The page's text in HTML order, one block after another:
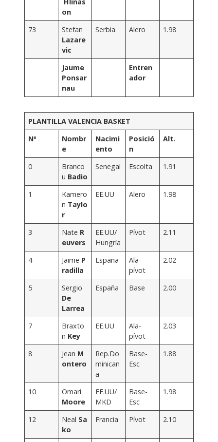
Hlinas
on
73
Stefan
Lazare
vic
Serbia Alero 1.98
Jaume
Ponsar
nau
Entren
ador
PLANTILLA VALENCIA BASKET
Nº
Nombr
e
Nacimi
ento
Posició
n
Alt.
0
Branco
u Badio
Senegal Escolta 1.91
1
Kamero
n Taylo
r
EE.UU Alero 1.98
3 Nate R
euvers
EE.UU/
Hungría
Pívot 2.11
4 Jaime P
radilla
España
Ala-
pívot
2.02
5
Sergio
De
Larrea
España Base 2.00
7
Braxto
n Key
EE.UU
Ala-
pívot
2.03
8 Jean M
ontero
Rep.Do
minican
a
Base-
Esc
1.88
10
Omari
Moore
EE.UU/
MKD
Base-
Esc
1.98
12 Neal Sa
ko
Francia Pívot 2.10